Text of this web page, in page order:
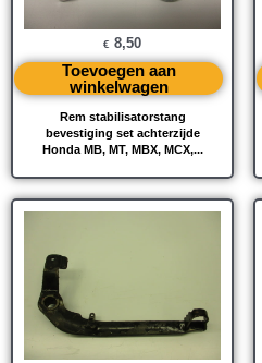
Rem stabilisatorstang
bevestiging set achterzijde
Honda MB, MT, MBX, MCX,...
€ 8,50
Toevoegen aan
winkelwagen